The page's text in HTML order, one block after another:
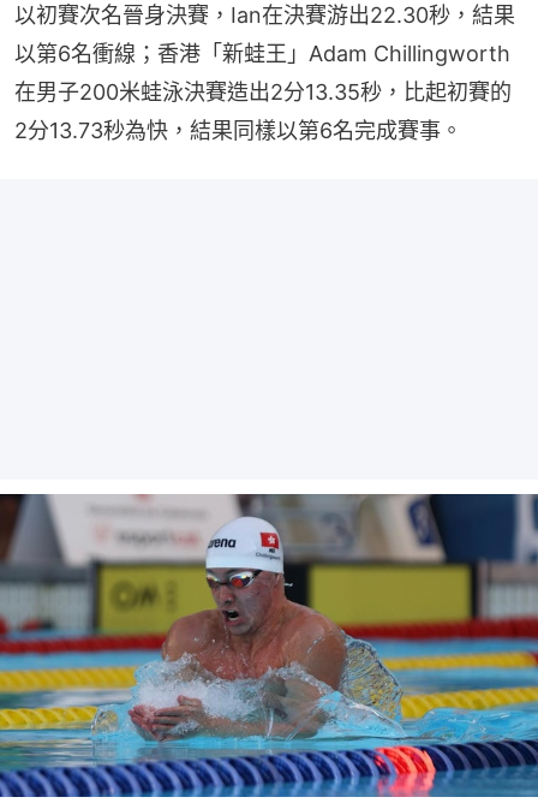
以初賽次名晉身決賽，Ian在決賽游出22.30秒，結果
以第6名衝線；香港「新蛙王」Adam Chillingworth
在男子200米蛙泳決賽造出2分13.35秒，比起初賽的
2分13.73秒為快，結果同樣以第6名完成賽事。